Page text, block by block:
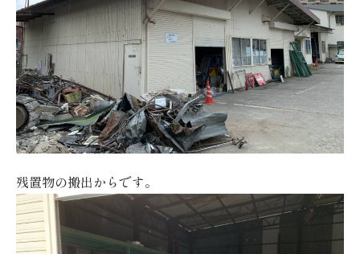
残置物の搬出からです。